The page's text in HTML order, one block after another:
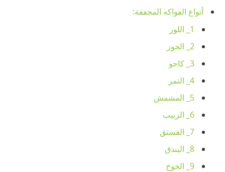
أنواع الفواكه المجففة:
1_ اللوز
2_ الجوز
3_ كاجو
4_ التمر
5_ المشمش
6_ الزبيب
7_ الفستق
8_ البندق
9_ الخوخ